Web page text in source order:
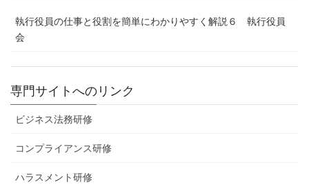
執行役員の仕事と役割を簡単にわかりやすく解説６ 執行役員
会
専門サイトへのリンク
ビジネス法務研修
コンプライアンス研修
ハラスメント研修